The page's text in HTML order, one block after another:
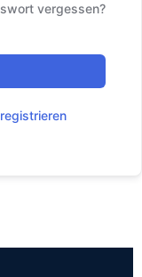
vergessen?